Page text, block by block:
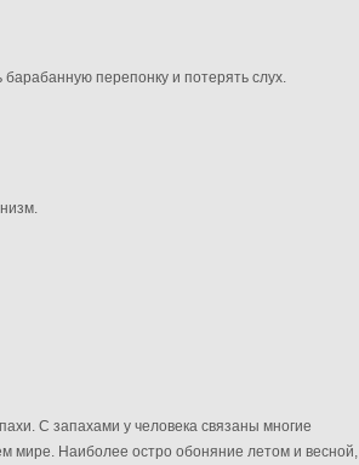
перепонку и потерять слух.
С запахами у человека связаны многие
мире. Наиболее остро обоняние летом и весной,